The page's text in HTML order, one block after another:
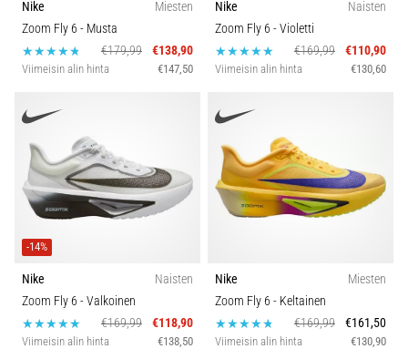
Nike
Miesten
Zoom Fly 6 - Musta
€179,99
€138,90
Viimeisin alin hinta €147,50
Nike
Naisten
Zoom Fly 6 - Violetti
€169,99
€110,90
Viimeisin alin hinta €130,60
-14%
Nike
Naisten
Zoom Fly 6 - Valkoinen
€169,99
€118,90
Viimeisin alin hinta €138,50
Nike
Miesten
Zoom Fly 6 - Keltainen
€169,99
€161,50
Viimeisin alin hinta €130,90